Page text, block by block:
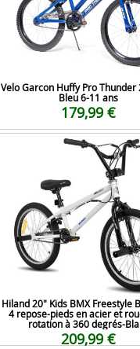
Velo Garcon Huffy Pro Thunder
Bleu 6-11 ans
179,99 €
Hiland 20" Kids BMX Freestyle
4 repose-pieds en acier et
rotation à 360 degrés-
209,99 €